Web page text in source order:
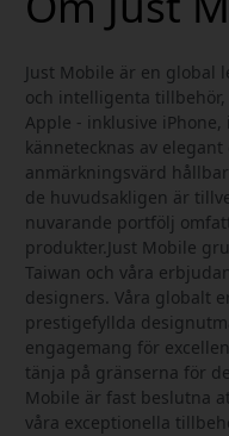
Just Mobile är en global
och intelligenta
Apple - inklusive iPhone,
kännetecknas av
anmärkningsvärd
de huvudsakligen är
nuvarande portfölj
produkter.Just Mobile
Taiwan och våra
designers. Våra globalt
prestigefyllda
engagemang för
tänja på gränserna för
Mobile är fast beslutna
våra exceptionella